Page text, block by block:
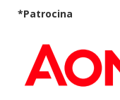
*Patrocina